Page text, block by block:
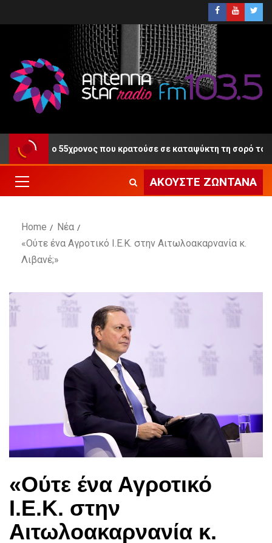
ο 55χρονος που κρατούσε σε καταψύκτη τη σορό του
ΑΚΟΎΣΤΕ ΖΩΝΤΑΝΆ
Home
Νέα
«Ούτε ένα Αγροτικό Ι.Ε.Κ. στην Αιτωλοακαρνανία κ.
Λιβανέ;»
«Ούτε ένα Αγροτικό
Ι.Ε.Κ. στην
Αιτωλοακαρνανία κ.